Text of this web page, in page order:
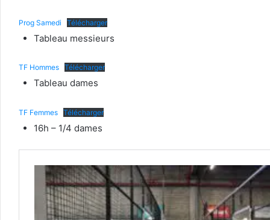
Prog Samedi Télécharger
Tableau messieurs
TF Hommes Télécharger
Tableau dames
TF Femmes Télécharger
16h – 1/4 dames